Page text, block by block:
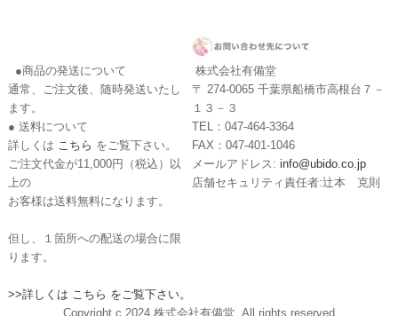
●商品の発送について
通常、ご注文後、随時発送いたし
ます。
● 送料について
詳しくは こちら をご覧下さい。
ご注文代金が11,000円（税込）以
上の
お客様は送料無料になります。
但し、１箇所への配送の場合に限
ります。
>>詳しくは こちら をご覧下さい。
株式会社有備堂
〒 274-0065 千葉県船橋市高根台７－
１３－３
TEL：047-464-3364
FAX：047-401-1046
メールアドレス: info@ubido.co.jp
店舗セキュリティ責任者:辻本 克則
Copyright c 2024 株式会社有備堂. All rights reserved.